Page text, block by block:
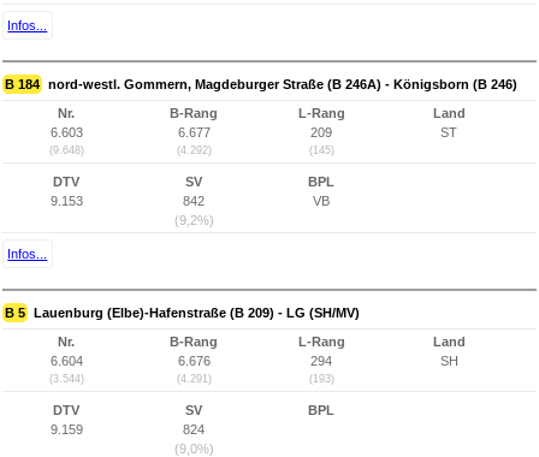
Infos...
B 184 nord-westl. Gommern, Magdeburger Straße (B 246A) - Königsborn (B 246)
Nr.
6.603
(9.648)
B-Rang
6.677
(4.292)
L-Rang
209
(145)
Land
ST
DTV
9.153
SV
842
(9,2%)
BPL
VB
Infos...
B 5 Lauenburg (Elbe)-Hafenstraße (B 209) - LG (SH/MV)
Nr.
6.604
(3.544)
B-Rang
6.676
(4.291)
L-Rang
294
(193)
Land
SH
DTV
9.159
SV
824
(9,0%)
BPL